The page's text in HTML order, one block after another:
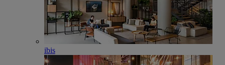
ibis